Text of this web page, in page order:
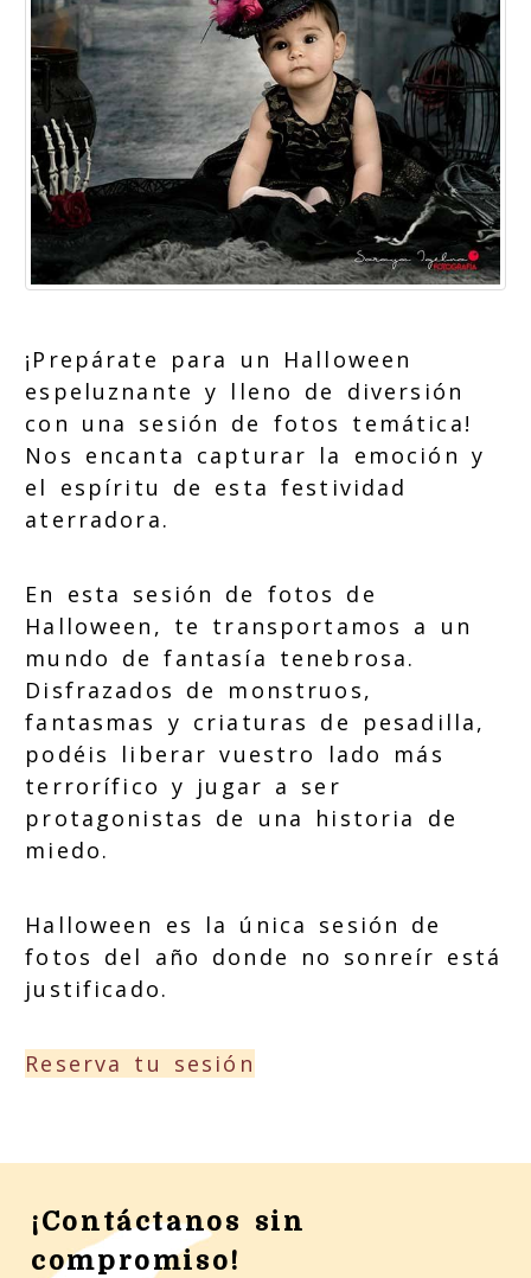
¡Prepárate para un Halloween
espeluznante y lleno de diversión
con una sesión de fotos temática!
Nos encanta capturar la emoción y
el espíritu de esta festividad
aterradora.
En esta sesión de fotos de
Halloween, te transportamos a un
mundo de fantasía tenebrosa.
Disfrazados de monstruos,
fantasmas y criaturas de pesadilla,
podéis liberar vuestro lado más
terrorífico y jugar a ser
protagonistas de una historia de
miedo.
Halloween es la única sesión de
fotos del año donde no sonreír está
justificado.
Reserva tu sesión
¡Contáctanos sin
compromiso!